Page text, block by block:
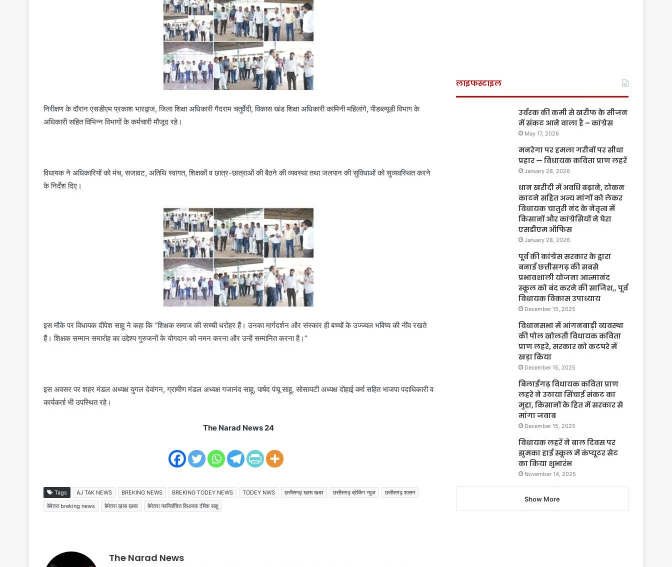
निरीक्षण के दौरान एसडीएम प्रकाश भारद्वाज, जिला शिक्षा अधिकारी गैदराम चतुर्वेदी, विकास खंड शिक्षा अधिकारी कामिनी महिलांगे, पीडब्ल्यूडी विभाग के
अधिकारी सहित विभिन्न विभागों के कर्मचारी मौजूद रहे।
विधायक ने अधिकारियों को मंच, सजावट, अतिथि स्वागत, शिक्षकों व छात्र-छात्राओं की बैठने की व्यवस्था तथा जलपान की सुविधाओं को सुव्यवस्थित करने
के निर्देश दिए।
इस मौके पर विधायक दीपेश साहू ने कहा कि “शिक्षक समाज की सच्ची धरोहर हैं। उनका मार्गदर्शन और संस्कार ही बच्चों के उज्ज्वल भविष्य की नींव रखते
हैं। शिक्षक सम्मान समारोह का उद्देश्य गुरुजनों के योगदान को नमन करना और उन्हें सम्मानित करना है।”
इस अवसर पर शहर मंडल अध्यक्ष युगल देवांगन, ग्रामीण मंडल अध्यक्ष गजानंद साहू, पार्षद पंचू साहू, सोसायटी अध्यक्ष दोहाई वर्मा सहित भाजपा पदाधिकारी व
कार्यकर्ता भी उपस्थित रहे।
The Narad News 24
Tags AJ TAK NEWS BREKING NEWS BREKING TODEY NEWS TODEY NWS छत्तीसगढ़ खास खबर छत्तीसगढ़ ब्रेकिंग न्यूज
छत्तीसगढ़ शासन
बेमेतरा breking news
बेमेतरा ख़ास ख़बर बेमेतरा नवनिर्वाचित विधायक दीपेश साहू
The Narad News
लाइफस्टाइल
उर्वरक की कमी से खरीफ के सीजन
में संकट आने वाला है – कांग्रेस
May 17, 2026
मनरेगा पर हमला गरीबों पर सीधा
प्रहार — विधायक कविता प्राण लहरें
January 28, 2026
धान खरीदी में अवधि बढ़ाने, टोकन
काटने सहित अन्य मांगों को लेकर
विधायक चातुरी नंद के नेतृत्व में
किसानों और कांग्रेसियों ने घेरा
एसडीएम ऑफिस
January 28, 2026
पूर्व की कांग्रेस सरकार के द्वारा
बनाई छत्तीसगढ़ की सबसे
प्रभावशाली योजना आत्मानंद
स्कूल को बंद करने की साजिश,, पूर्व
विधायक विकास उपाध्याय
December 15, 2025
विधानसभा में आंगनबाड़ी व्यवस्था
की पोल खोलती विधायक कविता
प्राण लहरे, सरकार को कटघरे में
खड़ा किया
December 15, 2025
बिलाईगढ़ विधायक कविता प्राण
लहरे ने उठाया सिंचाई संकट का
मुद्दा, किसानों के हित में सरकार से
मांगा जवाब
December 15, 2025
विधायक लहरें ने बाल दिवस पर
झुमका हाई स्कूल में कंप्यूटर सेट
का किया शुभारंभ
November 14, 2025
Show More